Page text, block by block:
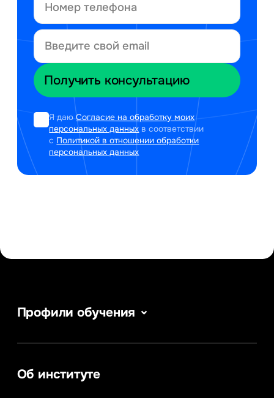
Я даюСогласие на обработку моих
персональных данных в соответствии
с Политикой в отношении обработки
персональных данных
Профили обучения
Сервис в сфере туризма и гостеприимства
аналитика
Управление в сфере коммерческой
Об институте